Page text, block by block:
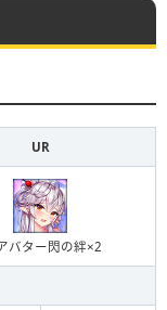
UR
バター閃の絆×2